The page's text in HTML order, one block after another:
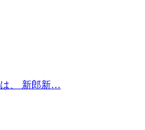
は、 新郎新…